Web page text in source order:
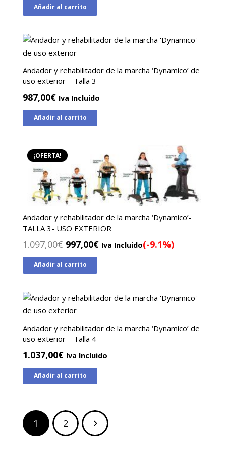
original
1.047,00€.947,00€.
Añadir al carrito
Andador y rehabilitador de la marcha ‘Dynamico’ de
uso exterior – Talla 3
987,00€ Iva Incluido
Añadir al carrito
¡OFERTA!
Andador y rehabilitador de la marcha ‘Dynamico’-
TALLA 3- USO EXTERIOR
1.097,00€ El
precio
original
1.097,00€.
997,00€El
997,00€.
Iva Incluido(-9.1%)
Añadir al carrito
Andador y rehabilitador de la marcha ‘Dynamico’ de
uso exterior – Talla 4
1.037,00€ Iva Incluido
Añadir al carrito
Paginación
de
1 2